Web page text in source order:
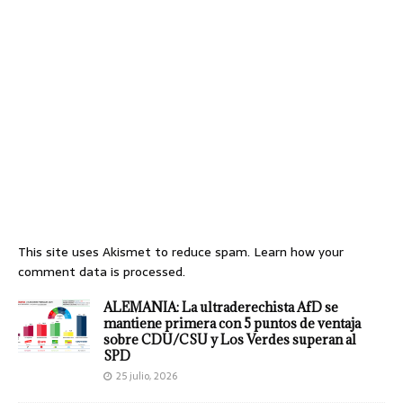
This site uses Akismet to reduce spam. Learn how your
comment data is processed.
ALEMANIA: La ultraderechista AfD se
mantiene primera con 5 puntos de ventaja
sobre CDU/CSU y Los Verdes superan al
SPD
25 julio, 2026